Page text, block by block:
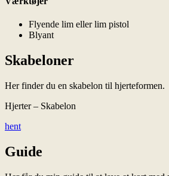
Flyende lim eller lim pistol
Blyant
Skabeloner
Her finder du en skabelon til hjerteformen.
Hjerter – Skabelon
hent
Guide